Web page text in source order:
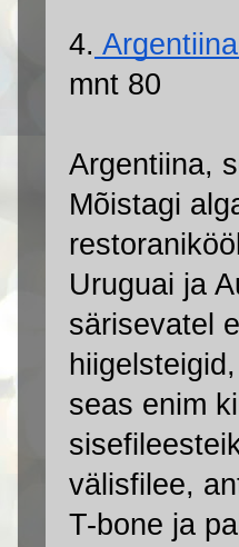
4.
mnt 80
Argentiina,
Mõistagi
Uruguai ja
särisevatel
seas enim
välisfilee,
T-bone ja